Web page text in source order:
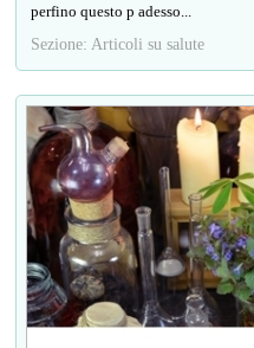
perfino questo р adesso...
Sezione: Articoli su salute